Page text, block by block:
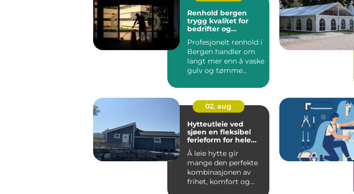
Renhold bergen
trygg kvalitet for
bedrifter og
Profesjonelt renhold i
Bergen handler om
langt mer enn å vaske
gulv og tømme
...
02. aug
Hytteutleie ved
sjøen en fleksibel
ferieform for hele
familien
Å leie hytte gir
mange den perfekte
kombinasjonen av
frihet, komfort og